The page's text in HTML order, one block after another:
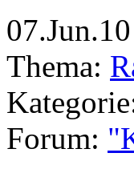
Thema:
Forum: